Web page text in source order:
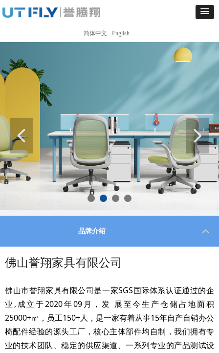
简体中文 English
넳 넲
品牌介绍
佛山誉翔家具有限公司
佛山市誉翔家具有限公司是一家SGS国际体系认证通过的企
业,成立于2020年09月，发 展至今生产仓储占地面积
25000+㎡，员工150+人，是一家有着从事15年自产自销办公
椅配件经验的源头工厂，核心主体部件均自制，我们拥有专
业的技术团队、稳定的供应渠道、一系列专业的产品测试设